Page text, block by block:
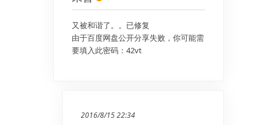
又被和谐了。。已修复
由于百度网盘公开分享失败，你可能需
要填入此密码：42vt
2016/8/15 22:34